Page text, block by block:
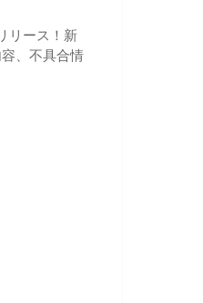
リース！新
、不具合情